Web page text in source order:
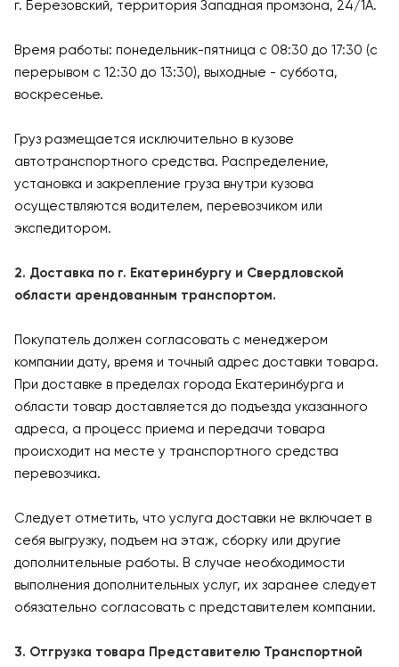
г. Березовский, территория Западная промзона, 24/1А.
Время работы: понедельник-пятница с 08:30 до 17:30 (с
перерывом с 12:30 до 13:30), выходные - суббота,
воскресенье.
Груз размещается исключительно в кузове
автотранспортного средства. Распределение,
установка и закрепление груза внутри кузова
осуществляются водителем, перевозчиком или
экспедитором.
2. Доставка по г. Екатеринбургу и Свердловской
области арендованным транспортом.
Покупатель должен согласовать с менеджером
компании дату, время и точный адрес доставки товара.
При доставке в пределах города Екатеринбурга и
области товар доставляется до подъезда указанного
адреса, а процесс приема и передачи товара
происходит на месте у транспортного средства
перевозчика.
Следует отметить, что услуга доставки не включает в
себя выгрузку, подъем на этаж, сборку или другие
дополнительные работы. В случае необходимости
выполнения дополнительных услуг, их заранее следует
обязательно согласовать с представителем компании.
3. Отгрузка товара Представителю Транспортной